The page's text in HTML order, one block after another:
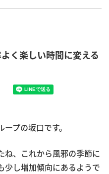
く楽しい時間に変える
プの坂口です。
ね、これから風邪の季節に
少し増加傾向にあるようで